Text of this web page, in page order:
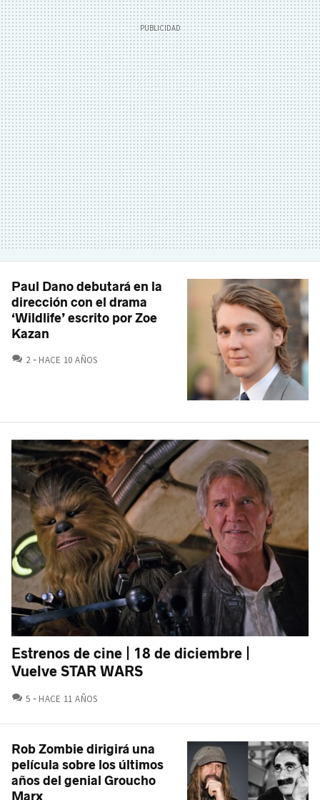
Paul Dano debutará en la
dirección con el drama
‘Wildlife’ escrito por Zoe
Kazan
2 COMENTARIOS
HACE 10 AÑOS
Estrenos de cine | 18 de diciembre |
Vuelve STAR WARS
5 COMENTARIOS
HACE 11 AÑOS
Rob Zombie dirigirá una
película sobre los últimos
años del genial Groucho
Marx